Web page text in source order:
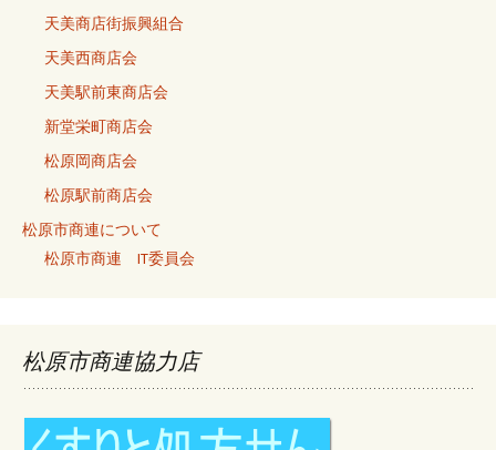
天美商店街振興組合
天美西商店会
天美駅前東商店会
新堂栄町商店会
松原岡商店会
松原駅前商店会
松原市商連について
松原市商連 IT委員会
松原市商連協力店